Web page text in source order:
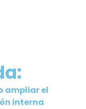
ampliar el
interna